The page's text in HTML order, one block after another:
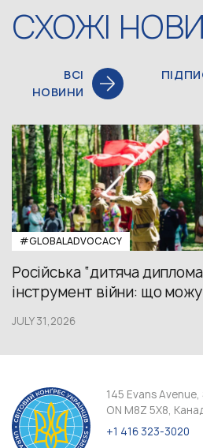
СХОЖІ
ВСІ
НОВИНИ
#GLOBALADVOCACY
Російська “дитяча
інструмент війни: що
JULY 31,2026
145 Evans
ON M8Z 5X8,
+1 416 323-3020